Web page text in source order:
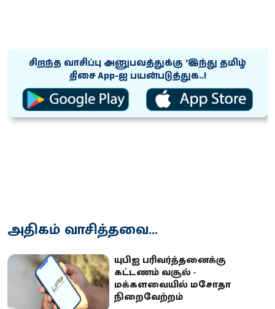
சிறந்த வாசிப்பு அனுபவத்துக்கு ‘இந்து தமிழ்
திசை App-ஐ பயன்படுத்துக..!
அதிகம் வாசித்தவை...
யுபிஐ பரிவர்த்தனைக்கு
கட்டணம் வசூல் -
மக்களவையில் மசோதா
நிறைவேற்றம்